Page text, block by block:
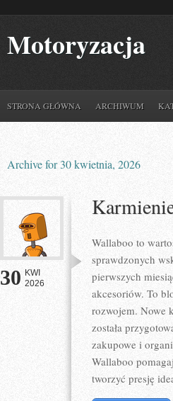
Motoryzacja
STRONA GŁÓWNA ARCHIWUM
Archive for 30 kwietnia, 2026
30 KWI
2026
Wallaboo to
sprawdzonych
pierwszych
akcesoriów. To
rozwojem. Nowe
została
zakupowe i
Wallaboo
tworzyć presję